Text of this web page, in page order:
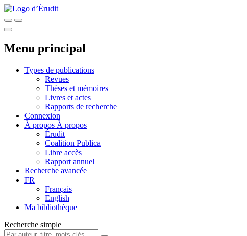
Menu principal
Types de publications
Revues
Thèses et mémoires
Livres et actes
Rapports de recherche
Connexion
À propos À propos
Érudit
Coalition Publica
Libre accès
Rapport annuel
Recherche avancée
FR
Français
English
Ma bibliothèque
Recherche simple